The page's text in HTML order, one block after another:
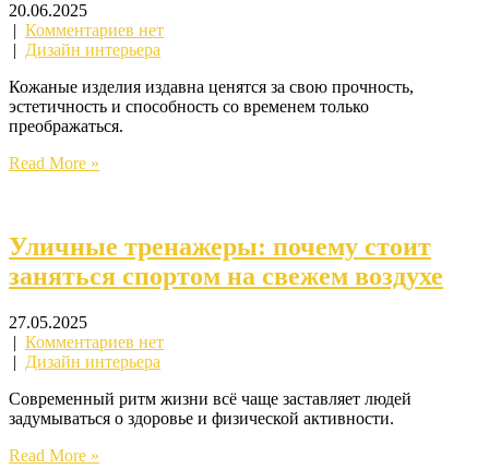
20.06.2025
| Комментариев нет
| Дизайн интерьера
Кожаные изделия издавна ценятся за свою прочность,
эстетичность и способность со временем только
преображаться.
Read More »
Уличные тренажеры: почему стоит
заняться спортом на свежем воздухе
27.05.2025
| Комментариев нет
| Дизайн интерьера
Современный ритм жизни всё чаще заставляет людей
задумываться о здоровье и физической активности.
Read More »